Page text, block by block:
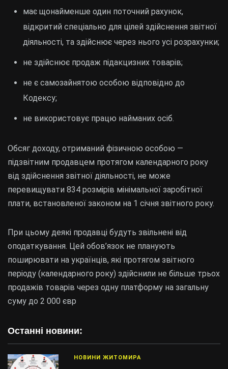
Останні новини:
НОВИНИ ЖИТОМИРА
має щонайменше один поточний рахунок,
відкритий спеціально для цілей здійснення звітної
діяльності, та здійснює через нього усі розрахунки;
не здійснює продаж підакцизних товарів;
не є самозайнятою особою відповідно до
Кодексу;
не використовує працю найманих осіб.
Обсяг доходу, отриманий фізичною особою —
підзвітним продавцем протягом календарного року
від здійснення звітної діяльності, не може
перевищувати 834 розмірів мінімальної заробітної
плати, встановленої законом на 1 січня звітного року.
При цьому деякі продавці будуть звільнені від
оподаткування. Цей обов’язок не планують
поширювати на українців, які протягом звітного
періоду (календарного року) здійснили не більше трьох
продажів товарів через одну платформу на загальну
суму до 2 000 євр